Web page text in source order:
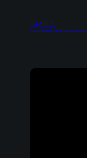
54,95 €
Inkl. 19% MwSt | zzgl. Versandkosten